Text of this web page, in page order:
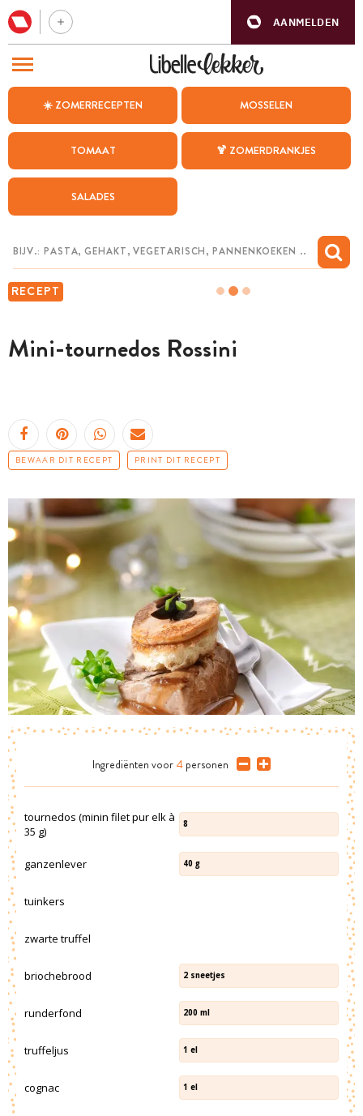
AANMELDEN
☀️ ZOMERRECEPTEN MOSSELEN
TOMAAT 🍹 ZOMERDRANKJES
SALADES
RECEPT
Mini-tournedos Rossini
BEWAAR DIT RECEPT PRINT DIT RECEPT
Ingrediënten voor 4 personen
tournedos (minin filet pur elk à
35 g)
8
ganzenlever 40 g
tuinkers
zwarte truffel
briochebrood 2 sneetjes
runderfond 200 ml
truffeljus 1 el
cognac 1 el
BEZOEK ONZE ANDERE WEBSITES
WEEKMENU
CHAT MET MAIA
MIJN BEWAARDE RECEPTEN